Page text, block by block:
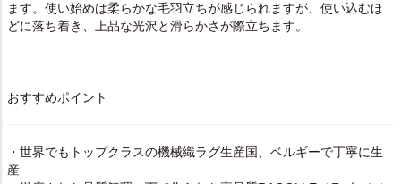
ます。使い始めは柔らかな毛羽立ちが感じられますが、使い込むほ
どに落ち着き、上品な光沢と滑らかさが際立ちます。
おすすめポイント
・世界でもトップクラスの機械織ラグ生産国、ベルギーで丁寧に生
産